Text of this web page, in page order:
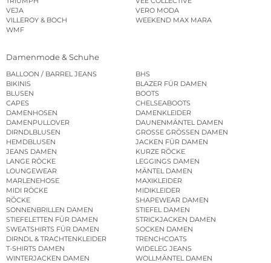
VEJA
VERO MODA
VILLEROY & BOCH
WEEKEND MAX MARA
WMF
Damenmode & Schuhe
BALLOON / BARREL JEANS
BHS
BIKINIS
BLAZER FÜR DAMEN
BLUSEN
BOOTS
CAPES
CHELSEABOOTS
DAMENHOSEN
DAMENKLEIDER
DAMENPULLOVER
DAUNENMÄNTEL DAMEN
DIRNDLBLUSEN
GROSSE GRÖSSEN DAMEN
HEMDBLUSEN
JACKEN FÜR DAMEN
JEANS DAMEN
KURZE RÖCKE
LANGE RÖCKE
LEGGINGS DAMEN
LOUNGEWEAR
MÄNTEL DAMEN
MARLENEHOSE
MAXIKLEIDER
MIDI RÖCKE
MIDIKLEIDER
RÖCKE
SHAPEWEAR DAMEN
SONNENBRILLEN DAMEN
STIEFEL DAMEN
STIEFELETTEN FÜR DAMEN
STRICKJACKEN DAMEN
SWEATSHIRTS FÜR DAMEN
SOCKEN DAMEN
DIRNDL & TRACHTENKLEIDER
TRENCHCOATS
T-SHIRTS DAMEN
WIDELEG JEANS
WINTERJACKEN DAMEN
WOLLMÄNTEL DAMEN